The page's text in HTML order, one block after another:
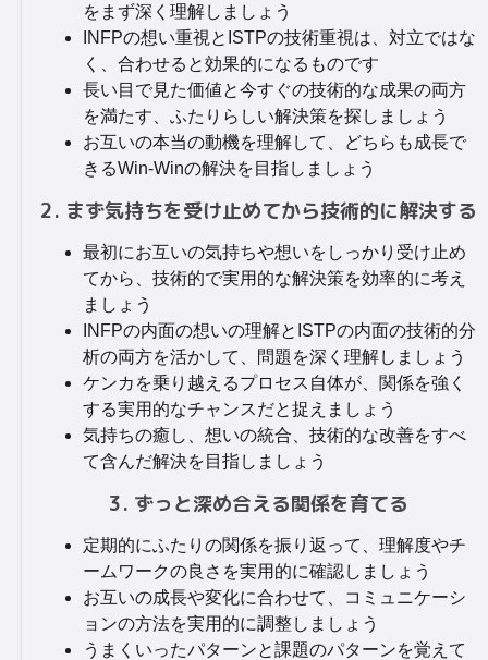
をまず深く理解しましょう
INFPの想い重視とISTPの技術重視は、対立ではな
く、合わせると効果的になるものです
長い目で見た価値と今すぐの技術的な成果の両方
を満たす、ふたりらしい解決策を探しましょう
お互いの本当の動機を理解して、どちらも成長で
きるWin-Winの解決を目指しましょう
2. まず気持ちを受け止めてから技術的に解決する
最初にお互いの気持ちや想いをしっかり受け止め
てから、技術的で実用的な解決策を効率的に考え
ましょう
INFPの内面の想いの理解とISTPの内面の技術的分
析の両方を活かして、問題を深く理解しましょう
ケンカを乗り越えるプロセス自体が、関係を強く
する実用的なチャンスだと捉えましょう
気持ちの癒し、想いの統合、技術的な改善をすべ
て含んだ解決を目指しましょう
3. ずっと深め合える関係を育てる
定期的にふたりの関係を振り返って、理解度やチ
ームワークの良さを実用的に確認しましょう
お互いの成長や変化に合わせて、コミュニケーシ
ョンの方法を実用的に調整しましょう
うまくいったパターンと課題のパターンを覚えて